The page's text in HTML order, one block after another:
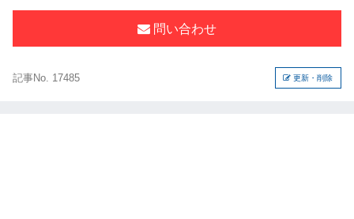
問い合わせ
記事No. 17485 更新・削除